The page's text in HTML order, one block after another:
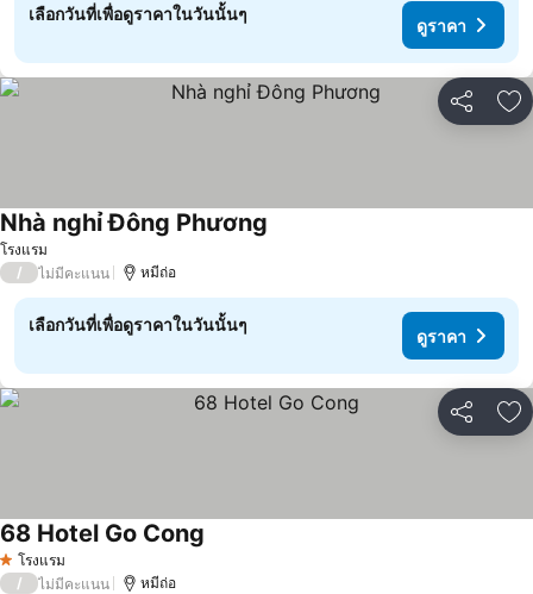
เลือกวันที่เพื่อดูราคาในวันนั้นๆ
ดูราคา
แชร์ เ
โรงแรม
Nhà nghỉ Đông Phương
/ ไม่มีคะแนน หมีถ่อ
เลือกวันที่เพื่อดูราคาในวันนั้นๆ
ดูราคา
แชร์ เ
1 ดาวโรงแรม
68 Hotel Go Cong
/ ไม่มีคะแนน หมีถ่อ